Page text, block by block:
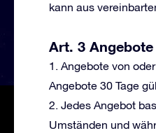
kann aus
Art. 3 Angebote
1. Angebote von
Angebote 30 Tage
2. Jedes Angebot
Umständen und